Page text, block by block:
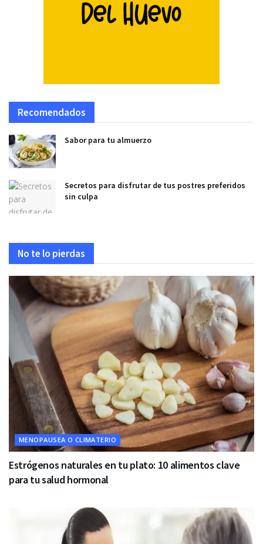
Recomendados
Sabor para tu almuerzo
Secretos para disfrutar de tus postres preferidos
sin culpa
No te lo pierdas
MENOPAUSEA O CLIMATERIO
Estrógenos naturales en tu plato: 10 alimentos clave
para tu salud hormonal